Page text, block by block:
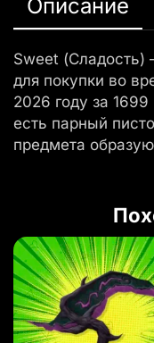
Описание
Sweet
для покупки во
2026 году за 1699
есть парный
предмета